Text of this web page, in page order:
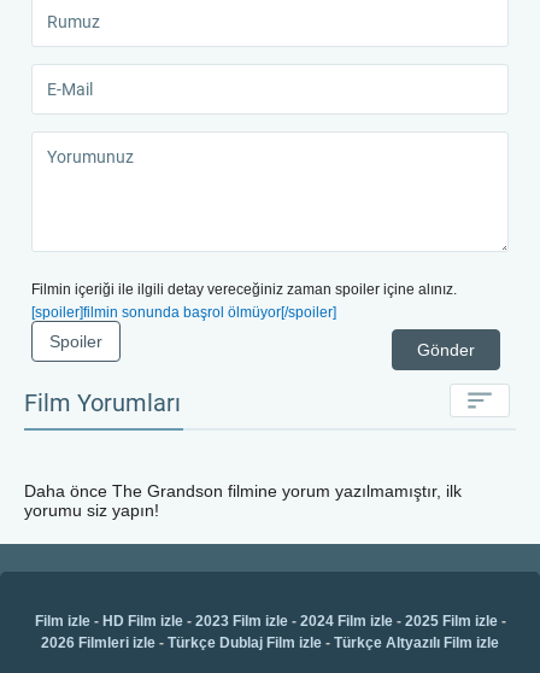
Filmin içeriği ile ilgili detay vereceğiniz zaman spoiler içine alınız.
[spoiler]filmin sonunda başrol ölmüyor[/spoiler]
Gönder
Spoiler
Film Yorumları
Daha önce The Grandson filmine yorum yazılmamıştır, ilk
yorumu siz yapın!
Film izle- HD Film izle- 2023 Film izle- 2024 Film izle- 2025 Film izle-
2026 Filmleri izle - Türkçe Dublaj Film izle - Türkçe Altyazılı Film izle